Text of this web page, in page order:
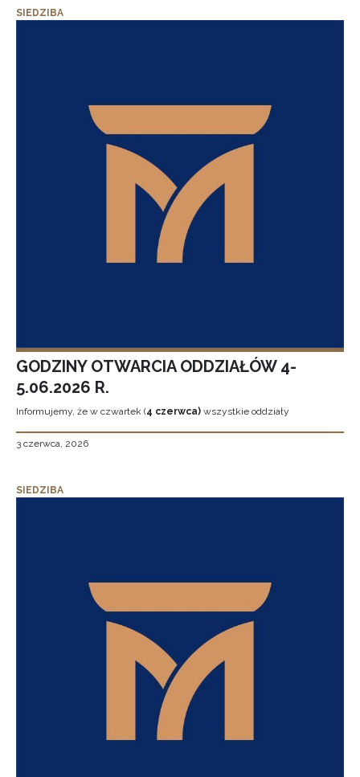
SIEDZIBA
GODZINY OTWARCIA ODDZIAŁÓW 4-
5.06.2026 R.
Informujemy, że w czwartek (4 czerwca) wszystkie oddziały
3 czerwca, 2026
SIEDZIBA